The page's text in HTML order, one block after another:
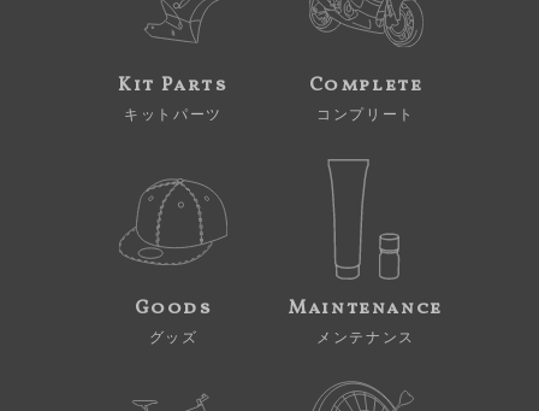
Kit Parts
キットパーツ
Complete
コンプリート
Goods
グッズ
Maintenance
メンテナンス